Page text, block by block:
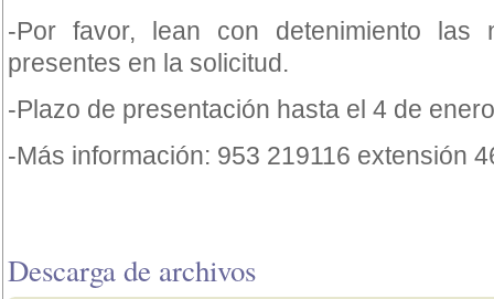
-Por favor, lean con detenimiento las
presentes en la solicitud.
-Plazo de presentación hasta el 4 de
-Más información: 953 219116 extensión
Descarga de archivos